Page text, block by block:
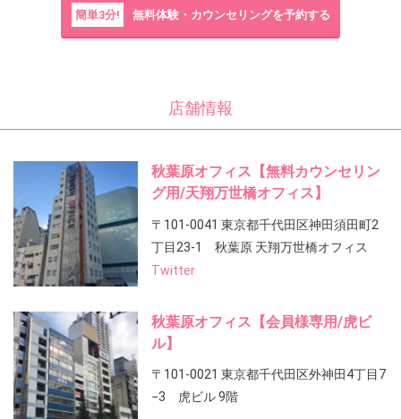
簡単3分! 無料体験・カウンセリングを予約する
店舗情報
秋葉原オフィス【無料カウンセリン
グ用/天翔万世橋オフィス】
〒101-0041 東京都千代田区神田須田町2
丁目23-1 秋葉原 天翔万世橋オフィス
Twitter
秋葉原オフィス【会員様専用/虎ビ
ル】
〒101-0021 東京都千代田区外神田4丁目7
−3 虎ビル 9階